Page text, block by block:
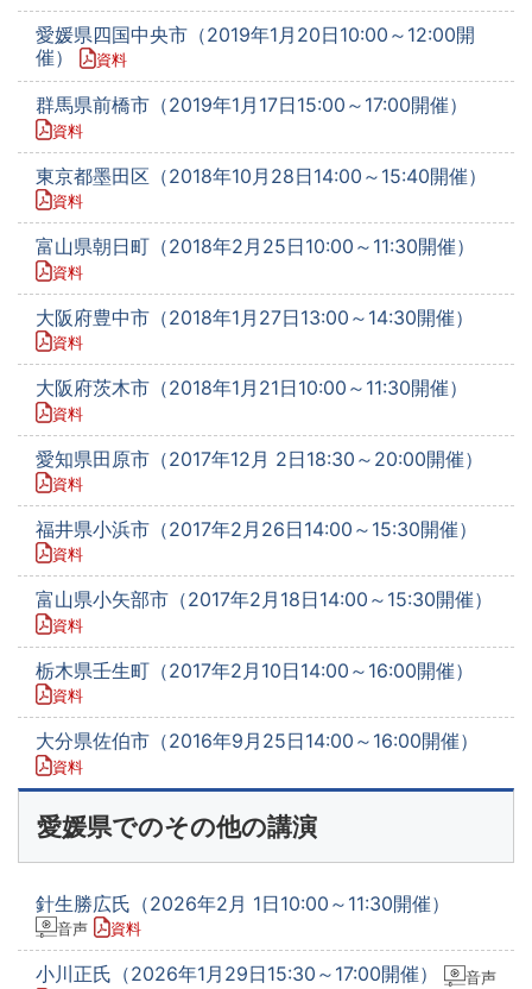
愛媛県四国中央市（2019年1月20日10:00～12:00開
催）
資料
群馬県前橋市（2019年1月17日15:00～17:00開催）
資料
東京都墨田区（2018年10月28日14:00～15:40開催）
資料
富山県朝日町（2018年2月25日10:00～11:30開催）
資料
大阪府豊中市（2018年1月27日13:00～14:30開催）
資料
大阪府茨木市（2018年1月21日10:00～11:30開催）
資料
愛知県田原市（2017年12月 2日18:30～20:00開催）
資料
福井県小浜市（2017年2月26日14:00～15:30開催）
資料
富山県小矢部市（2017年2月18日14:00～15:30開催）
資料
栃木県壬生町（2017年2月10日14:00～16:00開催）
資料
大分県佐伯市（2016年9月25日14:00～16:00開催）
資料
愛媛県でのその他の講演
針生勝広氏（2026年2月 1日10:00～11:30開催）
音声 資料
小川正氏（2026年1月29日15:30～17:00開催）
音声